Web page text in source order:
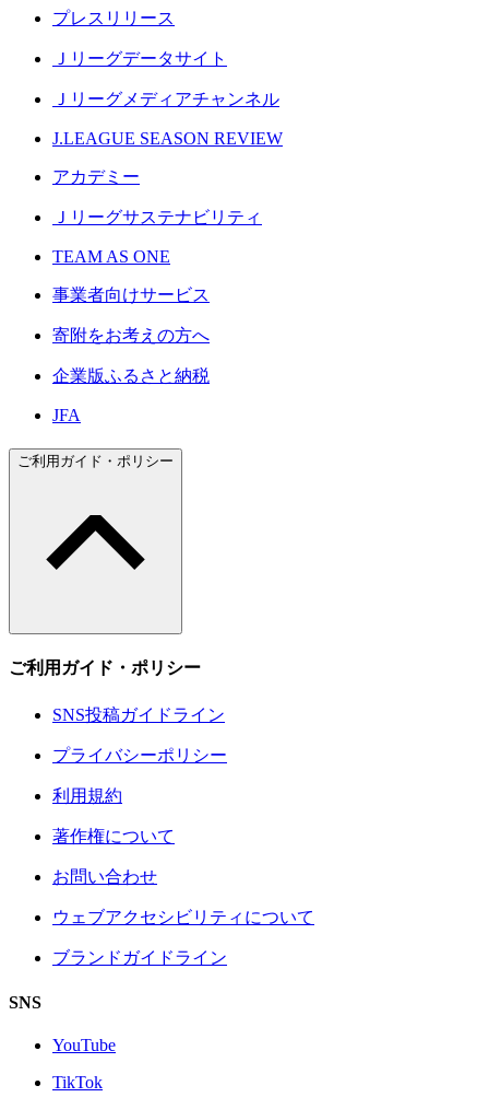
プレスリリース
Ｊリーグデータサイト
Ｊリーグメディアチャンネル
J.LEAGUE SEASON REVIEW
アカデミー
Ｊリーグサステナビリティ
TEAM AS ONE
事業者向けサービス
寄附をお考えの方へ
企業版ふるさと納税
JFA
ご利用ガイド・ポリシー
ご利用ガイド・ポリシー
SNS投稿ガイドライン
プライバシーポリシー
利用規約
著作権について
お問い合わせ
ウェブアクセシビリティについて
ブランドガイドライン
SNS
YouTube
TikTok